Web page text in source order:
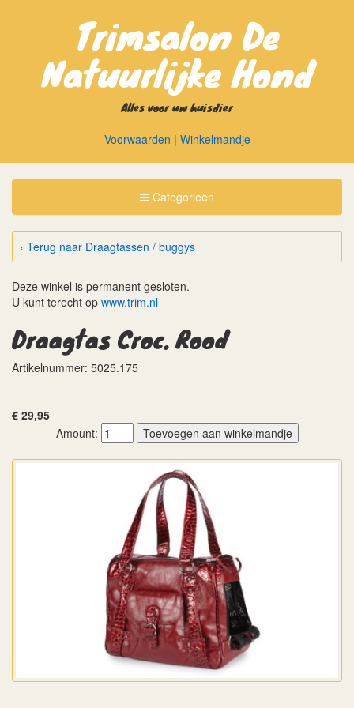
Trimsalon De
Natuurlijke Hond
Alles voor uw huisdier
Voorwaarden | Winkelmandje
Toggle
Categorieën
Categorieën
‹ Terug naar Draagtassen / buggys
Deze winkel is permanent gesloten.
U kunt terecht op www.trim.nl
Draagtas Croc. Rood
Artikelnummer: 5025.175
€ 29,95
Amount: